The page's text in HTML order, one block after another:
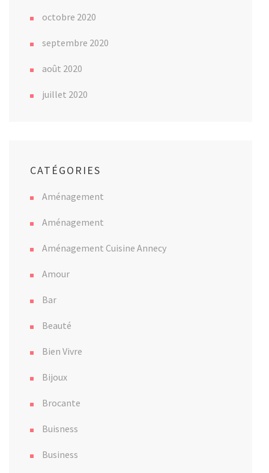
octobre 2020
septembre 2020
août 2020
juillet 2020
CATÉGORIES
Aménagement
Aménagement
Aménagement Cuisine Annecy
Amour
Bar
Beauté
Bien Vivre
Bijoux
Brocante
Buisness
Business